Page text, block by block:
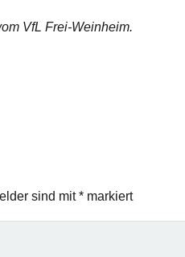
VfL Frei-Weinheim.
sind mit* markiert